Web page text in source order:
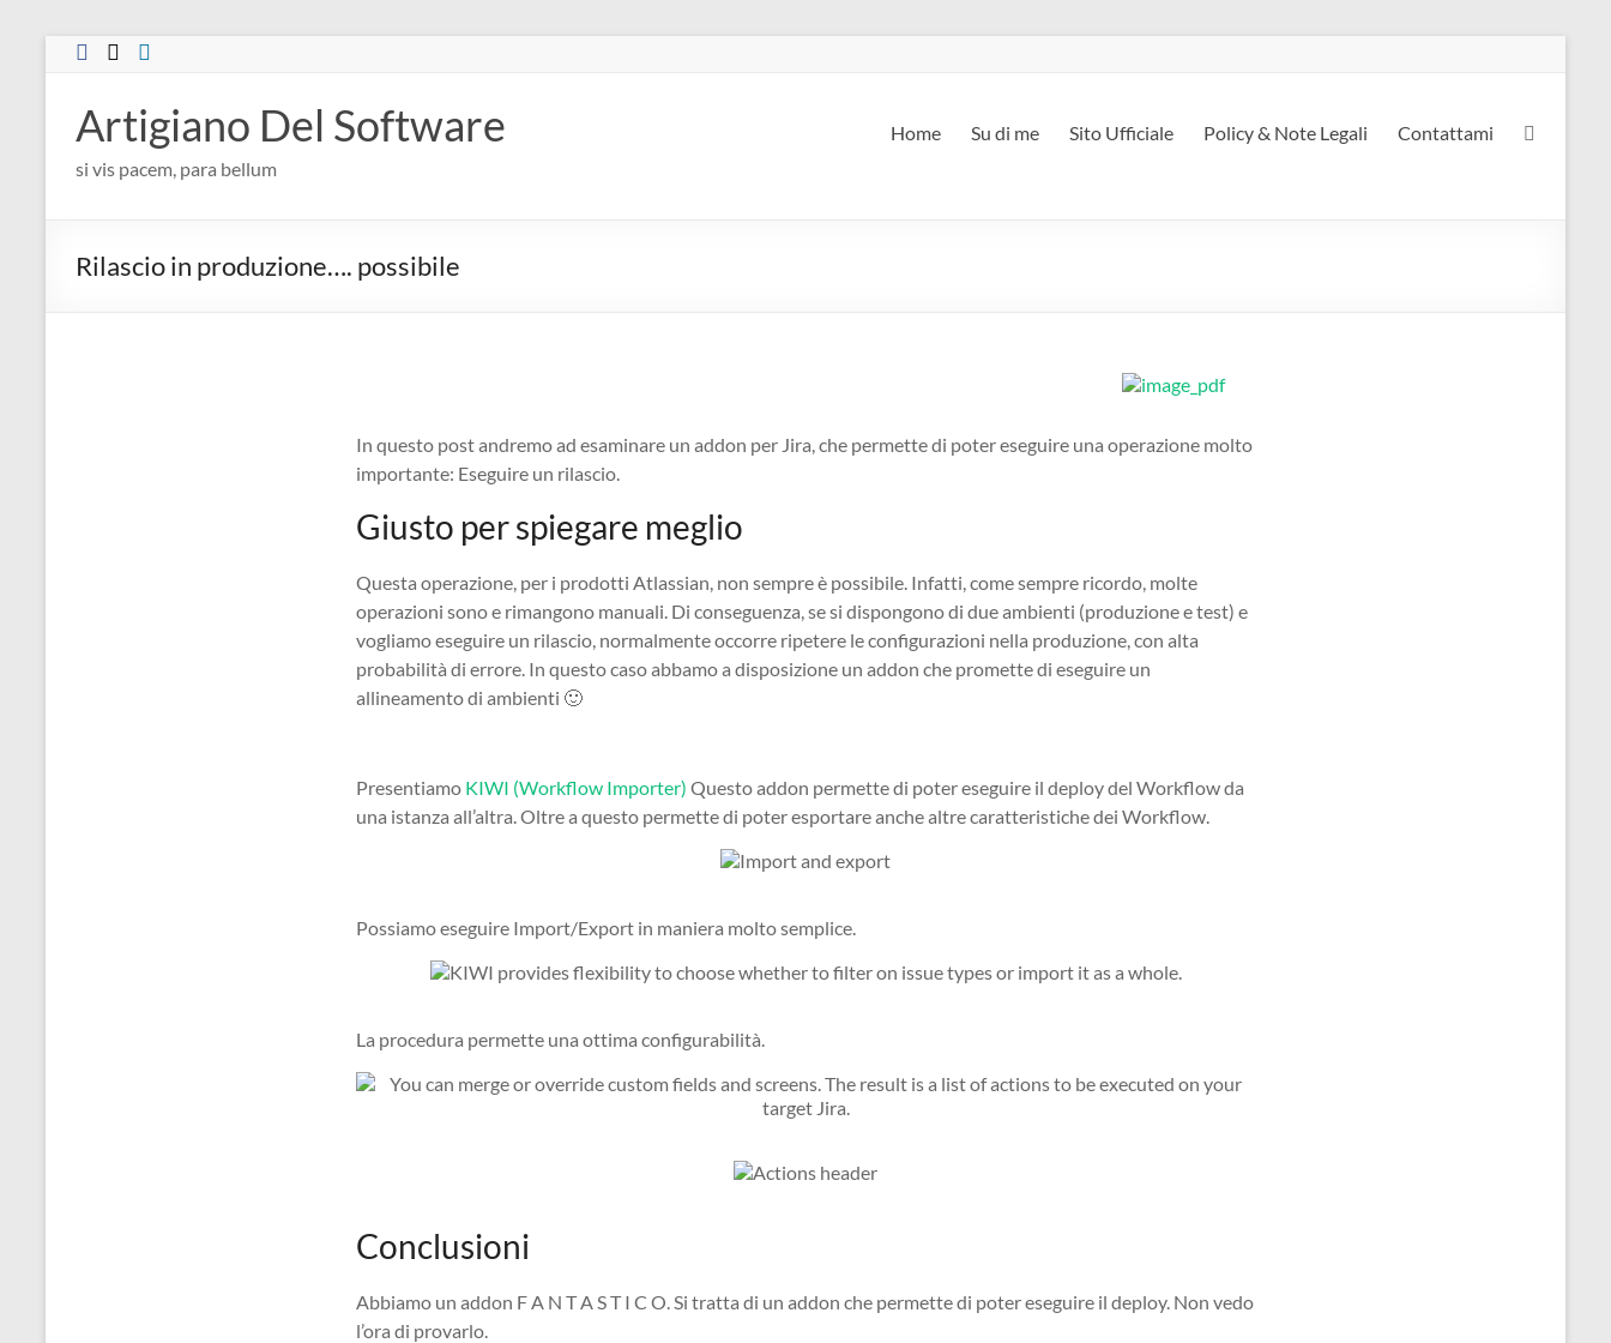
Salta
Artigiano Del Software
si vis pacem, para bellum
Home Su di me Sito Ufficiale Policy & Note Legali Contattami
Rilascio in produzione…. possibile
In questo post andremo ad esaminare un addon per Jira, che permette di poter eseguire una operazione molto
importante: Eseguire un rilascio.
Giusto per spiegare meglio
Questa operazione, per i prodotti Atlassian, non sempre è possibile. Infatti, come sempre ricordo, molte
operazioni sono e rimangono manuali. Di conseguenza, se si dispongono di due ambienti (produzione e test) e
vogliamo eseguire un rilascio, normalmente occorre ripetere le configurazioni nella produzione, con alta
probabilità di errore. In questo caso abbamo a disposizione un addon che promette di eseguire un
allineamento di ambienti 🙂
Presentiamo KIWI (Workflow Importer) Questo addon permette di poter eseguire il deploy del Workflow da
una istanza all’altra. Oltre a questo permette di poter esportare anche altre caratteristiche dei Workflow.
Possiamo eseguire Import/Export in maniera molto semplice.
La procedura permette una ottima configurabilità.
Conclusioni
Abbiamo un addon F A N T A S T I C O. Si tratta di un addon che permette di poter eseguire il deploy. Non vedo
l’ora di provarlo.